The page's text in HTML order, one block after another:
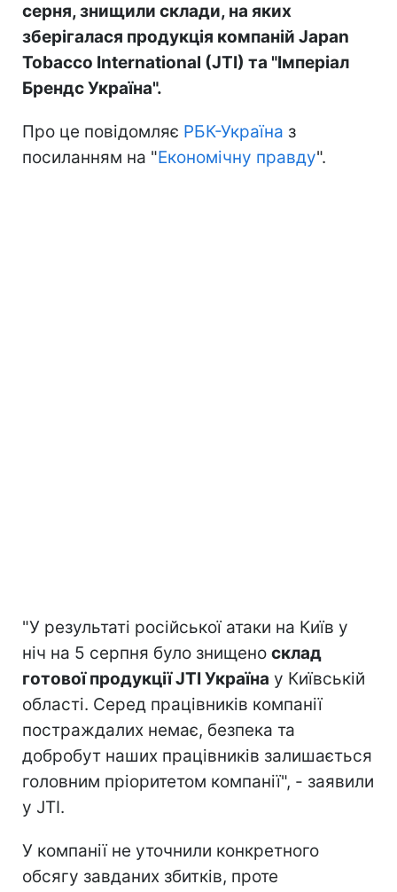
серня, знищили склади, на яких
зберігалася продукція компаній Japan
Tobacco International (JTI) та "Імперіал
Брендс Україна".
Про це повідомляє РБК-Україна з
посиланням на "Економічну правду".
"У результаті російської атаки на Київ у
ніч на 5 серпня було знищено склад
готової продукції JTI Україна у Київській
області. Серед працівників компанії
постраждалих немає, безпека та
добробут наших працівників залишається
головним пріоритетом компанії", - заявили
у JTI.
У компанії не уточнили конкретного
обсягу завданих збитків, проте